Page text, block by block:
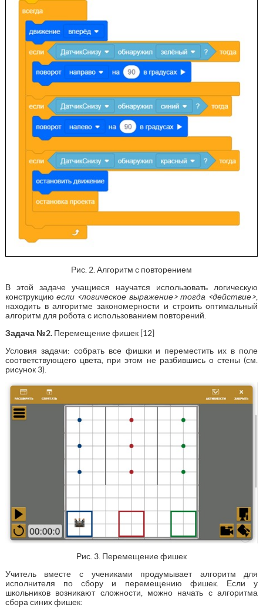
Рис. 2. Алгоритм с повторением
В этой задаче учащиеся научатся использовать логическую
конструкциюесли <логическое выражение> тогда <действие>,
находить в алгоритме закономерности и строить оптимальный
алгоритм для робота с использованием повторений.
Задача №2.Перемещение фишек [12]
Условия задачи: собрать все фишки и переместить их в поле
соответствующего цвета, при этом не разбившись о стены (см.
рисунок 3).
Рис. 3. Перемещение фишек
Учитель вместе с учениками продумывает алгоритм для
исполнителя по сбору и перемещению фишек. Если у
школьников возникают сложности, можно начать с алгоритма
сбора синих фишек: